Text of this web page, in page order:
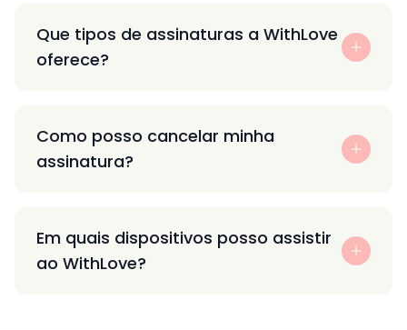
Que tipos de assinaturas a WithLove
oferece?
Como posso cancelar minha
assinatura?
Em quais dispositivos posso assistir
ao WithLove?